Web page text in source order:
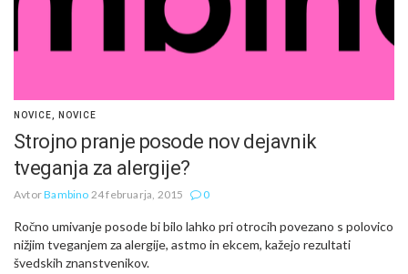
NOVICE NOVICE
Strojno pranje posode nov dejavnik
tveganja za alergije?
AvtorBambino 24 februarja, 2015 0
Ročno umivanje posode bi bilo lahko pri otrocih povezano s polovico
nižjim tveganjem za alergije, astmo in ekcem, kažejo rezultati
švedskih znanstvenikov.